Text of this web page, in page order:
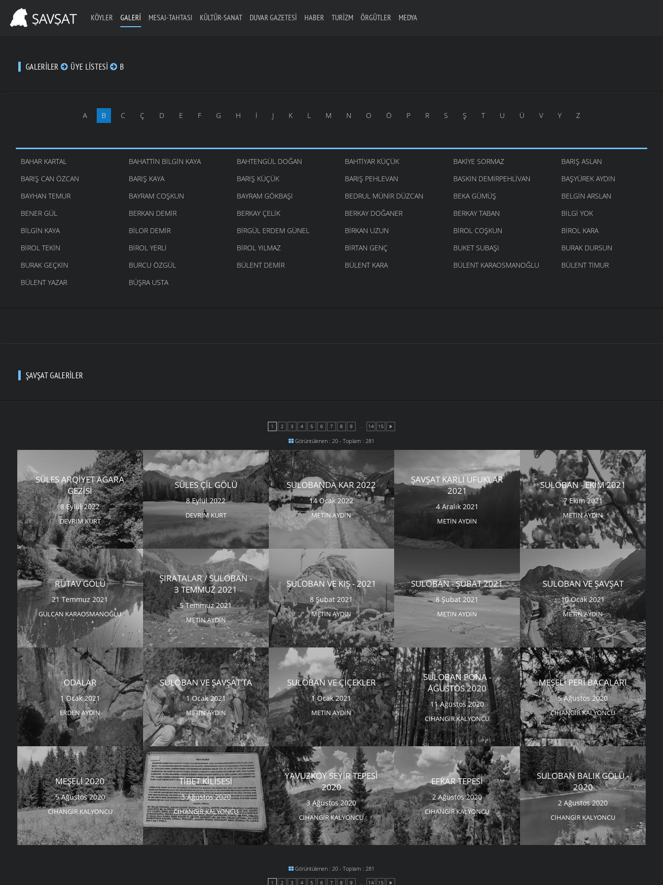
KÖYLER GALERI MESAJ-TAHTASI KÜLTÜR-SANAT DUVAR GAZETESI HABER TURIZM ÖRGÜTLER MEDYA
GALERILER ÜYE LISTESI B
A B C Ç D E F G H İ J K L M N O Ö P R S Ş T U Ü V Y Z
BAHAR KARTAL BAHATTIN BILGIN KAYA BAHTENGÜL DOĞAN BAHTIYAR KÜÇÜK BAKIYE SORMAZ
BARIŞ ASLAN
BARIŞ CAN ÖZCAN
BARIŞ KAYA BARIŞ KÜÇÜK BARIŞ PEHLEVAN BASKIN DEMIRPEHLIVAN
BAŞYÜREK AYDIN
BAYHAN TEMUR
BAYRAM COŞKUN BAYRAM GÖKBAŞI BEDRUL MÜNIR DÜZCAN BEKA GÜMÜŞ
BELGIN ARSLAN
BENER GÜL
BERKAN DEMIR BERKAY ÇELIK BERKAY DOĞANER BERKAY TABAN
BILGI YOK
BILGIN KAYA
BILOR DEMIR BIRGÜL ERDEM GÜNEL BIRKAN UZUN BIROL COŞKUN
BIROL KARA
BIROL TEKIN
BIROL YERLI BIROL YILMAZ BIRTAN GENÇ BUKET SUBAŞI
BURAK DURSUN
BURAK GEÇKIN
BURCU ÖZGÜL BÜLENT DEMIR BÜLENT KARA BÜLENT KARAOSMANOĞLU
BÜLENT TIMUR
BÜLENT YAZAR
BÜŞRA USTA
ŞAVŞAT GALERILER
1 2 3 4 5 6 7 8 9 14 15
Görüntülenen : 20 - Toplam : 281
SÜLES ARQIYET AGARA
GEZISI
8 Eylül 2022
DEVRIM KURT
SÜLES ÇIL GÖLÜ
8 Eylül 2022
DEVRIM KURT
SULOBANDA KAR 2022
14 Ocak 2022
METIN AYDIN
ŞAVŞAT KARLI UFUKLAR
2021
4 Aralık 2021
METIN AYDIN
SULOBAN - EKIM 2021
7 Ekim 2021
METIN AYDIN
RUTAV GÖLÜ
21 Temmuz 2021
GÜLCAN KARAOSMANOĞLU
ŞIRATALAR / SULOBAN -
3 TEMMUZ 2021
5 Temmuz 2021
METIN AYDIN
SULOBAN VE KIŞ - 2021
8 Şubat 2021
METIN AYDIN
SULOBAN - ŞUBAT 2021
8 Şubat 2021
METIN AYDIN
SULOBAN VE ŞAVŞAT
10 Ocak 2021
METIN AYDIN
ODALAR
1 Ocak 2021
ERDEN AYDIN
SULOBAN VE ŞAVŞAT’TA
1 Ocak 2021
METIN AYDIN
SULOBAN VE ÇIÇEKLER
1 Ocak 2021
METIN AYDIN
SULOBAN PONA -
AĞUSTOS 2020
11 Ağustos 2020
CIHANGIR KALYONCU
MEŞELI PERI BACALARI
5 Ağustos 2020
CIHANGIR KALYONCU
MEŞELI 2020
5 Ağustos 2020
CIHANGIR KALYONCU
TIBET KILISESI
3 Ağustos 2020
CIHANGIR KALYONCU
YAVUZKÖY SEYIR TEPESI
2020
3 Ağustos 2020
CIHANGIR KALYONCU
EFKAR TEPESI
2 Ağustos 2020
CIHANGIR KALYONCU
SULOBAN BALIK GÖLÜ -
2020
2 Ağustos 2020
CIHANGIR KALYONCU
Görüntülenen : 20 - Toplam : 281
1 2 3 4 5 6 7 8 9 14 15